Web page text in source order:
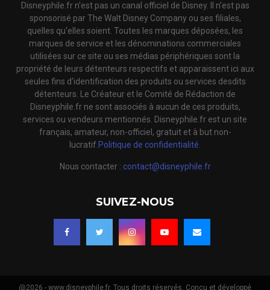
Disneyphile.fr n'est pas un canal officiel de Disney. Il n'est pas
sponsorisé par The Walt Disney Company ou ses filiales,
quelles qu'elles soient. Toutes les marques déposées, les
marques de service et les dénominations commerciales
utilisées sur ce site ou ses médias périphériques sont la
propriété de leurs détenteurs respectifs et apparaissent ici aux
seules fins d'identification des produits ou services desdits
détenteurs. Le Créateur et le Comité de Rédaction de
Disneyphile.fr ne sont associés à aucun de ces produits,
services ou vendeurs mentionnés. Disneyphile.fr est un site
français, amateur, non-officiel, gratuit et à but non-
lucratif.Politique de confidentialité.
Nous contacter : contact@disneyphile.fr
SUIVEZ-NOUS
@2026 - www.disneyphile.fr. Tous droits réservés. Conçu et développé